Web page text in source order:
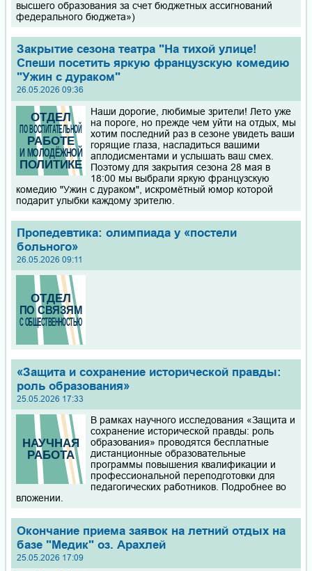
высшего образования за счет бюджетных ассигнований
федерального бюджета»)
Закрытие сезона театра "На тихой улице!
Спеши посетить яркую французскую комедию
"Ужин с дураком"
26.05.2026 09:36
Наши дорогие, любимые зрители! Лето уже
на пороге, но прежде чем уйти на отдых, мы
хотим последний раз в сезоне увидеть ваши
горящие глаза, насладиться вашими
аплодисментами и услышать ваш смех.
Поэтому для закрытия сезона 28 мая в
18:00 мы выбрали яркую французскую
комедию "Ужин с дураком", искромётный юмор которой
подарит улыбки каждому зрителю.
Пропедевтика: олимпиада у «постели
больного»
26.05.2026 09:11
«Защита и сохранение исторической правды:
роль образования»
25.05.2026 17:33
В рамках научного исследования «Защита и
сохранение исторической правды: роль
образования» проводятся бесплатные
дистанционные образовательные
программы повышения квалификации и
профессиональной переподготовки для
педагогических работников. Подробнее во
вложении.
Окончание приема заявок на летний отдых на
базе "Медик" оз. Арахлей
25.05.2026 17:09